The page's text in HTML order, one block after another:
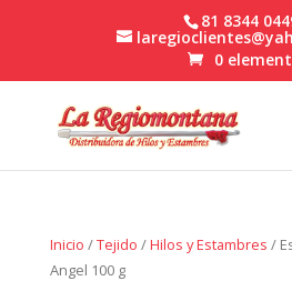
81 8344
0
Inicio /Tejido /Hilos y Estambres /
Angel 100 g